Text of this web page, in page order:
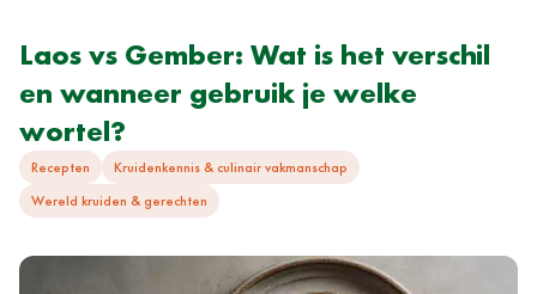
Laos vs Gember: Wat is het verschil
en wanneer gebruik je welke
wortel?
Recepten
Kruidenkennis & culinair vakmanschap
Wereld kruiden & gerechten